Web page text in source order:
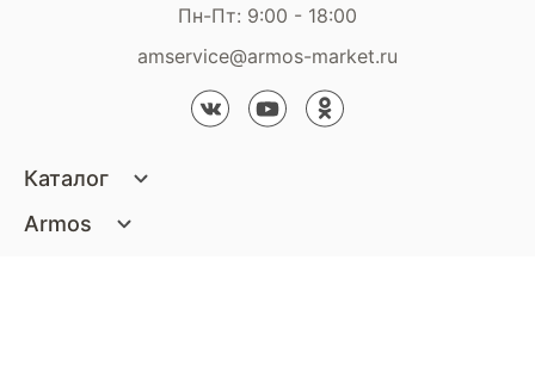
Каталог
Кровати
Armos
Пн-Пт: 9:00 - 18:00
amservice@armos-market.ru